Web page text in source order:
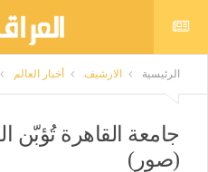
الرئيسية الارشيف أخبار العالم
جامعة القاهرة تُؤبّن
(صور)